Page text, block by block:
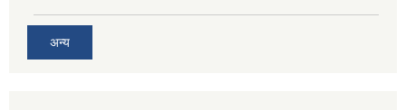
अन्य